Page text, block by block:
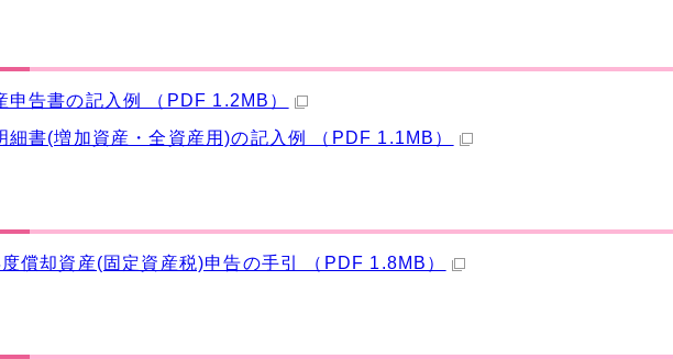
申告書の記入例 （PDF 1.2MB）
細書(増加資産・全資産用)の記入例 （PDF 1.1MB）
償却資産(固定資産税)申告の手引 （PDF 1.8MB）